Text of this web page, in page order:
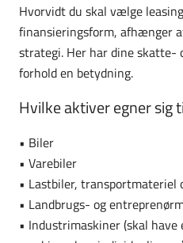
Hvorvidt du skal vælge
finansieringsform, afhænger
strategi. Her har dine
forhold en betydning.
Hvilke aktiver egner sig
• Biler
• Varebiler
• Lastbiler, transportmateriel
• Landbrugs- og
• Industrimaskiner (skal